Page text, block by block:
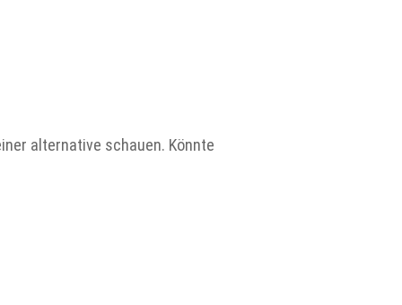
alternative schauen. Könnte